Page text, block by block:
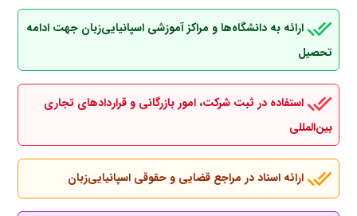
ارائه به دانشگاه‌ها و مراکز آموزشی اسپانیایی‌زبان جهت ادامه
تحصیل
استفاده در ثبت شرکت، امور بازرگانی و قراردادهای تجاری
بین‌المللی
ارائه اسناد در مراجع قضایی و حقوقی اسپانیایی‌زبان